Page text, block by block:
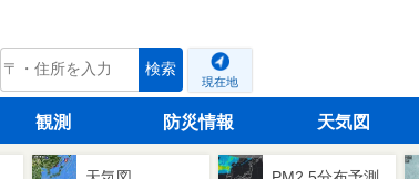
tenki.jp 検索
現在地
観測 防災情報 天気図